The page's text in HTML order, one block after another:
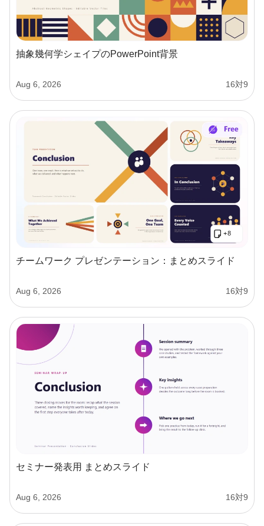
抽象幾何学シェイプのPowerPoint背景
Aug 6, 2026 16対9
チームワーク プレゼンテーション：まとめスライド
Aug 6, 2026 16対9
セミナー発表用 まとめスライド
Aug 6, 2026 16対9